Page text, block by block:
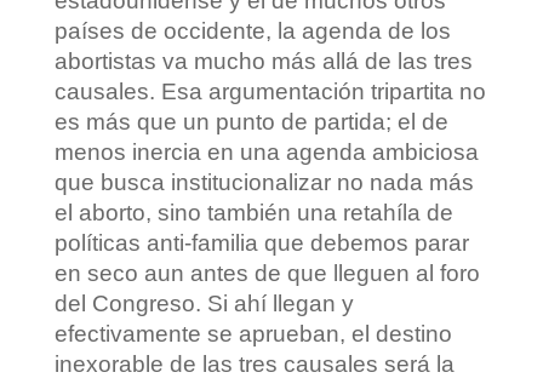
países de occidente, la agenda de los
abortistas va mucho más allá de las tres
causales. Esa argumentación tripartita no
es más que un punto de partida; el de
menos inercia en una agenda ambiciosa
que busca institucionalizar no nada más
el aborto, sino también una retahíla de
políticas anti-familia que debemos parar
en seco aun antes de que lleguen al foro
del Congreso. Si ahí llegan y
efectivamente se aprueban, el destino
inexorable de las tres causales será la